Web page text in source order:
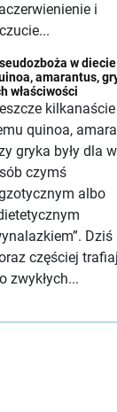
i
w
amarantus,
właściwości
quinoa,
gryka były dla
czymś
albo
Dziś
częściej
zwykłych...